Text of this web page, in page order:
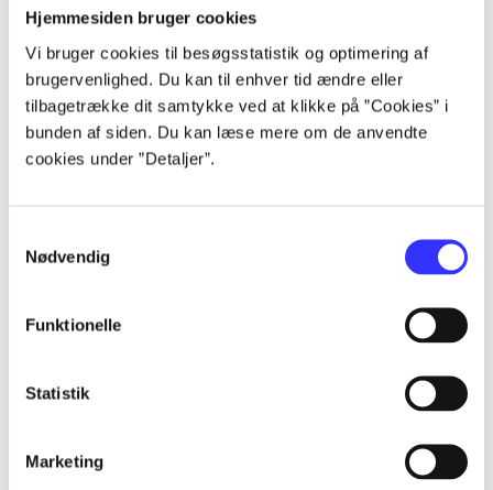
Hjemmesiden bruger cookies
Vi bruger cookies til besøgsstatistik og optimering af
brugervenlighed. Du kan til enhver tid ændre eller
tilbagetrække dit samtykke ved at klikke på ”Cookies” i
bunden af siden. Du kan læse mere om de anvendte
cookies under ”Detaljer”.
Nødvendig
Funktionelle
Statistik
Marketing
Alle registrerede artikler fordelt på udgivelser
...